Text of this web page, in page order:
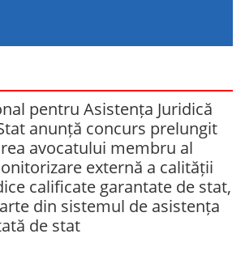
pentru Asistența Juridică
anunță concurs prelungit
avocatului membru al
externă a calității
calificate garantate de stat,
din sistemul de asistența
de stat